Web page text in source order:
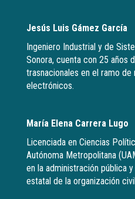
Jesús Luis Gámez García
Ingeniero Industrial y de
Sonora, cuenta con 25 años
trasnacionales en el ramo
electrónicos.
María Elena Carrera Lugo
Licenciada en Ciencias
Autónoma Metropolitana
en la administración pública
estatal de la organización